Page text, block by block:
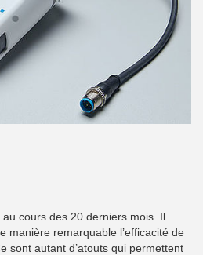
au cours des 20 derniers mois. Il
manière remarquable l’efficacité de
sont autant d’atouts qui permettent